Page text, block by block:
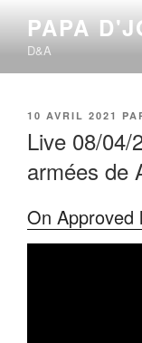
contenu
principal
PAPA
D&A
PUBLIÉ
10 AVRIL 2021
Live 08/04/
armées de
On Approved